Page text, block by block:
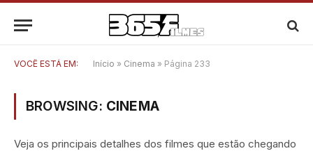
VOCÊ ESTÁ EM: Início » Cinema » Página 233
BROWSING: CINEMA
Veja os principais detalhes dos filmes que estão chegando